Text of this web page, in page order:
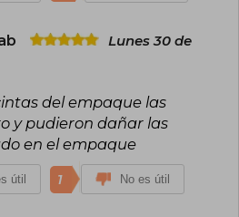
Lunes 30 de
del empaque las
y pudieron dañar las
en el empaque
útil 1 No es útil